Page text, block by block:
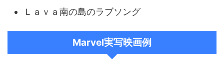
Ｌａｖａ南の島のラブソング
Marvel実写映画例